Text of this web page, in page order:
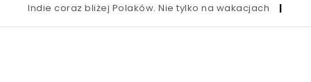
Indie coraz bliżej Polaków. Nie tylko na wakacjach | Nowa